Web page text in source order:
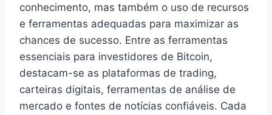
conhecimento, mas também o uso de recursos
e ferramentas adequadas para maximizar as
chances de sucesso. Entre as ferramentas
essenciais para investidores de Bitcoin,
destacam-se as plataformas de trading,
carteiras digitais, ferramentas de análise de
mercado e fontes de notícias confiáveis. Cada